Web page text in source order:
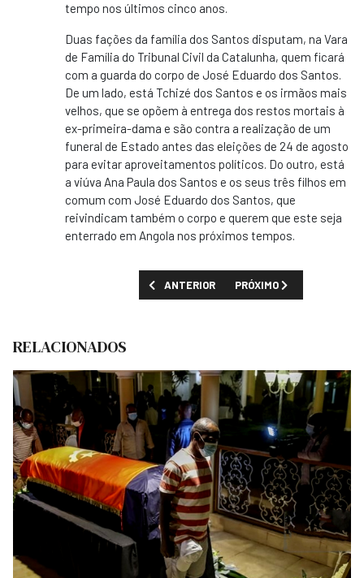
tempo nos últimos cinco anos.
Duas fações da família dos Santos disputam, na Vara
de Família do Tribunal Civil da Catalunha, quem ficará
com a guarda do corpo de José Eduardo dos Santos.
De um lado, está Tchizé dos Santos e os irmãos mais
velhos, que se opõem à entrega dos restos mortais à
ex-primeira-dama e são contra a realização de um
funeral de Estado antes das eleições de 24 de agosto
para evitar aproveitamentos políticos. Do outro, está
a viúva Ana Paula dos Santos e os seus três filhos em
comum com José Eduardo dos Santos, que
reivindicam também o corpo e querem que este seja
enterrado em Angola nos próximos tempos.
ARTIGO ANTERIOR: ANGOLANOS QUEREM
ANTERIOR PRÓXIMO ARTIGO:
PRÓXIMO
RELACIONADOS